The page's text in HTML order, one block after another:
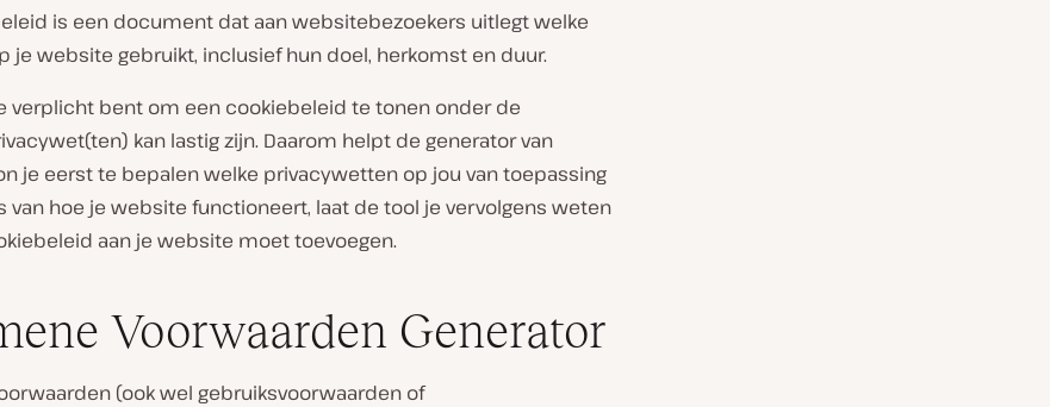
is een document dat aan websitebezoekers uitlegt welke
je website gebruikt, inclusief hun doel, herkomst en duur.
verplicht bent om een cookiebeleid te tonen onder de
kan lastig zijn. Daarom helpt de generator van
je eerst te bepalen welke privacywetten op jou van toepassing
van hoe je website functioneert, laat de tool je vervolgens weten
aan je website moet toevoegen.
Voorwaarden Generator
(ook wel gebruiksvoorwaarden of